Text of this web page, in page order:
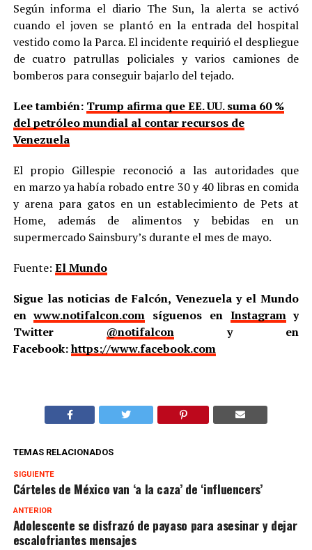
Según informa el diario The Sun, la alerta se activó
cuando el joven se plantó en la entrada del hospital
vestido como la Parca. El incidente requirió el despliegue
de cuatro patrullas policiales y varios camiones de
bomberos para conseguir bajarlo del tejado.
Lee también: Trump afirma que EE. UU. suma 60 %
del petróleo mundial al contar recursos de
Venezuela
El propio Gillespie reconoció a las autoridades que
en marzo ya había robado entre 30 y 40 libras en comida
y arena para gatos en un establecimiento de Pets at
Home, además de alimentos y bebidas en un
supermercado Sainsbury’s durante el mes de mayo.
Fuente: El Mundo
Sigue las noticias de Falcón, Venezuela y el Mundo
enwww.notifalcon.com síguenos en Instagramy
Twitter @notifalcony en
Facebook:https://www.facebook.com
TEMAS RELACIONADOS
SIGUIENTE
Cárteles de México van ‘a la caza’ de ‘influencers’
ANTERIOR
Adolescente se disfrazó de payaso para asesinar y dejar
escalofriantes mensajes